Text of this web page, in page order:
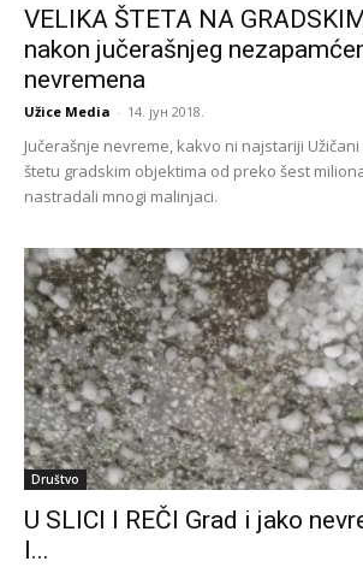
VELIKA ŠTETA NA
nakon jučerašnjeg
nevremena
Užice Media - 14. јун 2018.
Jučerašnje nevreme, kakvo ni najstariji
štetu gradskim objektima od preko šest
nastradali mnogi malinjaci.
Društvo
U SLICI I REČI Grad i jako
I...